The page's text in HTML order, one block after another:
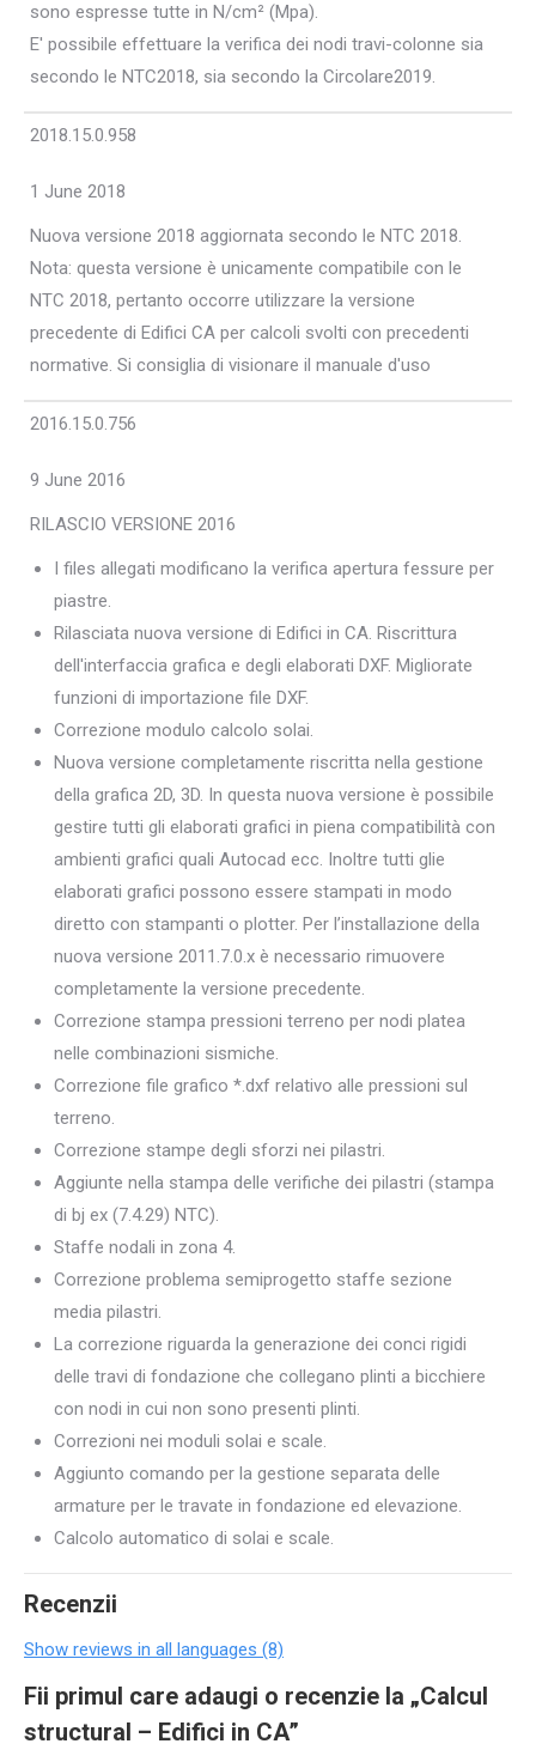
sono espresse tutte in N/cm² (Mpa).
E' possibile effettuare la verifica dei nodi travi-colonne sia
secondo le NTC2018, sia secondo la Circolare2019.
2018.15.0.958
1 June 2018
Nuova versione 2018 aggiornata secondo le NTC 2018.
Nota: questa versione è unicamente compatibile con le
NTC 2018, pertanto occorre utilizzare la versione
precedente di Edifici CA per calcoli svolti con precedenti
normative. Si consiglia di visionare il manuale d'uso
2016.15.0.756
9 June 2016
RILASCIO VERSIONE 2016
I files allegati modificano la verifica apertura fessure per
piastre.
Rilasciata nuova versione di Edifici in CA. Riscrittura
dell'interfaccia grafica e degli elaborati DXF. Migliorate
funzioni di importazione file DXF.
Correzione modulo calcolo solai.
Nuova versione completamente riscritta nella gestione
della grafica 2D, 3D. In questa nuova versione è possibile
gestire tutti gli elaborati grafici in piena compatibilità con
ambienti grafici quali Autocad ecc. Inoltre tutti glie
elaborati grafici possono essere stampati in modo
diretto con stampanti o plotter. Per l’installazione della
nuova versione 2011.7.0.x è necessario rimuovere
completamente la versione precedente.
Correzione stampa pressioni terreno per nodi platea
nelle combinazioni sismiche.
Correzione file grafico *.dxf relativo alle pressioni sul
terreno.
Correzione stampe degli sforzi nei pilastri.
Aggiunte nella stampa delle verifiche dei pilastri (stampa
di bj ex (7.4.29) NTC).
Staffe nodali in zona 4.
Correzione problema semiprogetto staffe sezione
media pilastri.
La correzione riguarda la generazione dei conci rigidi
delle travi di fondazione che collegano plinti a bicchiere
con nodi in cui non sono presenti plinti.
Correzioni nei moduli solai e scale.
Aggiunto comando per la gestione separata delle
armature per le travate in fondazione ed elevazione.
Calcolo automatico di solai e scale.
Recenzii
Show reviews in all languages (8)
Fii primul care adaugi o recenzie la „Calcul
structural – Edifici in CA”